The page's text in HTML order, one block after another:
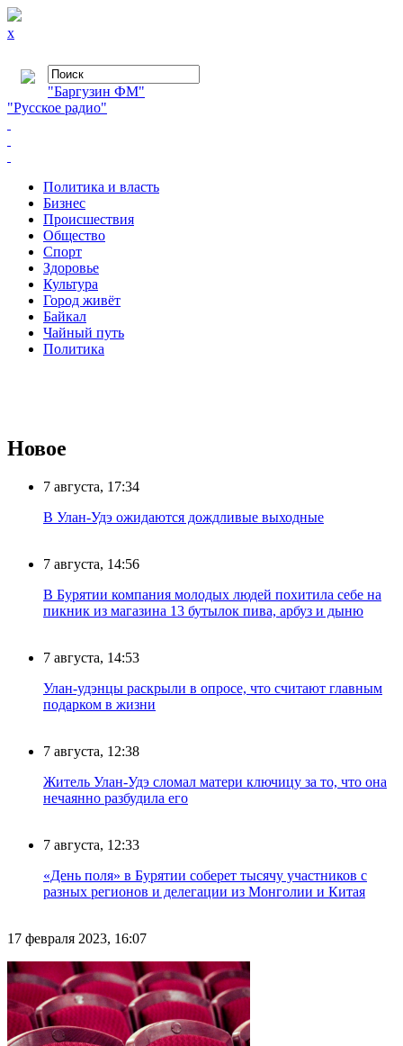
x
"Баргузин ФМ"
"Русское радио"
Политика и власть
Бизнес
Происшествия
Общество
Cпорт
Здоровье
Культура
Город живёт
Байкал
Чайный путь
Политика
Новое
7 августа, 17:34
В Улан-Удэ ожидаются дождливые выходные
7 августа, 14:56
В Бурятии компания молодых людей похитила себе на
пикник из магазина 13 бутылок пива, арбуз и дыню
7 августа, 14:53
Улан-удэнцы раскрыли в опросе, что считают главным
подарком в жизни
7 августа, 12:38
Житель Улан-Удэ сломал матери ключицу за то, что она
нечаянно разбудила его
7 августа, 12:33
«День поля» в Бурятии соберет тысячу участников с
разных регионов и делегации из Монголии и Китая
17 февраля 2023, 16:07